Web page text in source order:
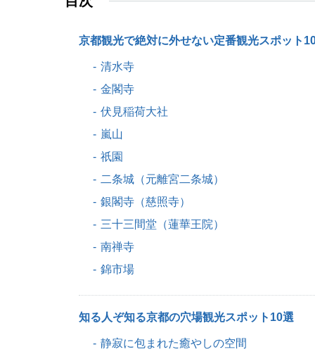
京都観光で絶対に外せない定番観光スポット
清水寺
金閣寺
伏見稲荷大社
嵐山
祇園
二条城（元離宮二条城）
銀閣寺（慈照寺）
三十三間堂（蓮華王院）
南禅寺
錦市場
知る人ぞ知る京都の穴場観光スポット10選
静寂に包まれた癒やしの空間